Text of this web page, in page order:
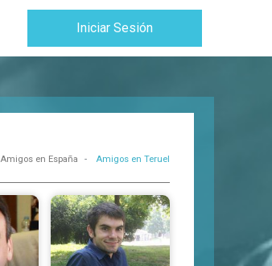
Iniciar Sesión
Amigos en España Amigos en Teruel